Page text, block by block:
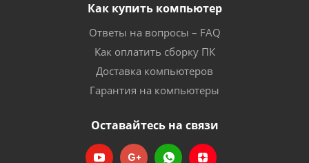
Как купить компьютер
Ответы на вопросы – FAQ
Как оплатить сборку ПК
Доставка компьютеров
Гарантия на компьютеры
Оставайтесь на связи